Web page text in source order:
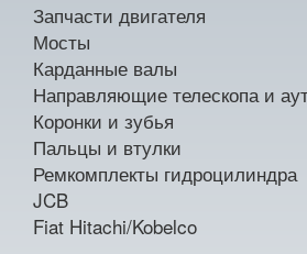
Запчасти двигателя
Мосты
Карданные валы
Направляющие телескопа и
Коронки и зубья
Пальцы и втулки
Ремкомплекты гидроцилиндра
JCB
Fiat Hitachi/Kobelco